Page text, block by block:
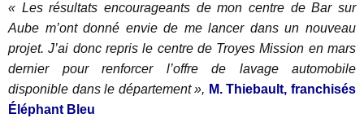
« Les résultats encourageants de mon centre de Bar sur
Aube m’ont donné envie de me lancer dans un nouveau
projet. J’ai donc repris le centre de Troyes Mission en mars
dernier pour renforcer l’offre de lavage automobile
disponible dans le département », M. Thiebault, franchisés
Éléphant Bleu